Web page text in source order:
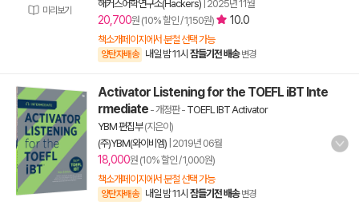
미리보기
해커스어학연구소(Hackers) 2025년 11월
20,700원 (10% 할인 / 1,150원) 10.0
책소개페이지에서 분철 선택 가능
양탄자배송 내일 밤 11시 잠들기전 배송 변경
Activator Listening for the TOEFL iBT Inte
rmediate - 개정판- TOEFL IBT Activator
YBM 편집부(지은이)
(주)YBM(와이비엠) 2019년 06월
18,000원 (10% 할인 / 1,000원)
책소개페이지에서 분철 선택 가능
양탄자배송 내일 밤 11시 잠들기전 배송 변경